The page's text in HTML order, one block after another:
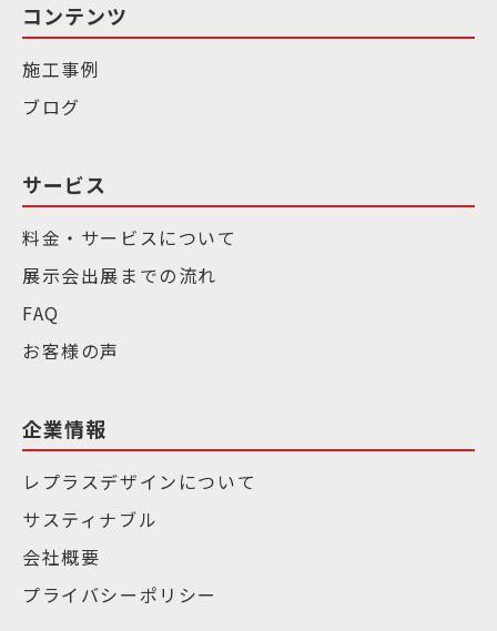
コンテンツ
施工事例
ブログ
サービス
料金・サービスについて
展示会出展までの流れ
FAQ
お客様の声
企業情報
レプラスデザインについて
サスティナブル
会社概要
プライバシーポリシー